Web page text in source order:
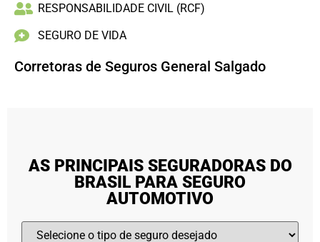
RESPONSABILIDADE CIVIL (RCF)
SEGURO DE VIDA
Corretoras de Seguros General Salgado
AS PRINCIPAIS SEGURADORAS DO
BRASIL PARA SEGURO
AUTOMOTIVO